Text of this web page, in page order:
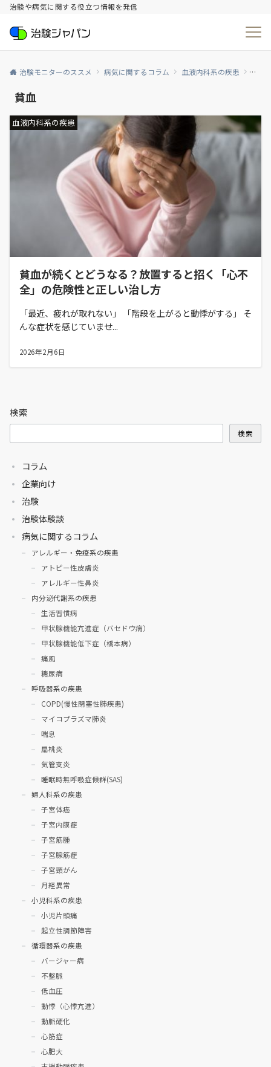
治験や病気に関する役立つ情報を発信
治験モニターのススメ 病気に関するコラム 血液内科系の疾患 貧血
貧血
血液内科系の疾患
貧血が続くとどうなる？放置すると招く「心不
全」の危険性と正しい治し方
「最近、疲れが取れない」 「階段を上がると動悸がする」 そ
んな症状を感じていませ...
2026年2月6日
検索
検索
コラム
企業向け
治験
治験体験談
病気に関するコラム
アレルギー・免疫系の疾患
アトピー性皮膚炎
アレルギー性鼻炎
内分泌代謝系の疾患
生活習慣病
甲状腺機能亢進症（バセドウ病）
甲状腺機能低下症（橋本病）
痛風
糖尿病
呼吸器系の疾患
COPD(慢性閉塞性肺疾患)
マイコプラズマ肺炎
喘息
扁桃炎
気管支炎
睡眠時無呼吸症候群(SAS)
婦人科系の疾患
子宮体癌
子宮内膜症
子宮筋腫
子宮腺筋症
子宮頸がん
月経異常
小児科系の疾患
小児片頭痛
起立性調節障害
循環器系の疾患
バージャー病
不整脈
低血圧
動悸（心悸亢進）
動脈硬化
心筋症
心肥大